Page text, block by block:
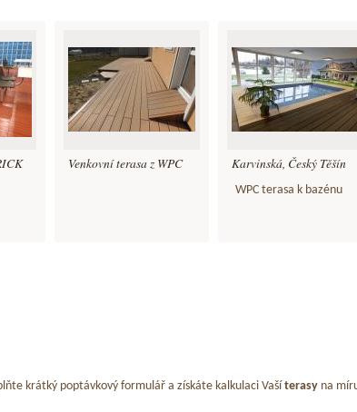
Venkovní terasa z WPC Karvinská, Český Těšín
WPC terasa k bazénu
krátký poptávkový formulář a získáte kalkulaci Vaší terasy na